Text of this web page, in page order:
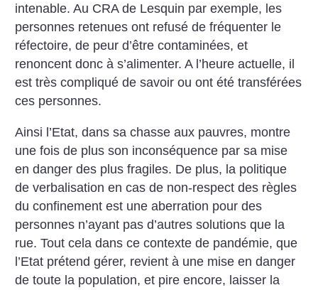
intenable. Au CRA de Lesquin par exemple, les
personnes retenues ont refusé de fréquenter le
réfectoire, de peur d’être contaminées, et
renoncent donc à s’alimenter. A l’heure actuelle, il
est très compliqué de savoir ou ont été transférées
ces personnes.
Ainsi l’Etat, dans sa chasse aux pauvres, montre
une fois de plus son inconséquence par sa mise
en danger des plus fragiles. De plus, la politique
de verbalisation en cas de non-respect des règles
du confinement est une aberration pour des
personnes n’ayant pas d’autres solutions que la
rue. Tout cela dans ce contexte de pandémie, que
l’Etat prétend gérer, revient à une mise en danger
de toute la population, et pire encore, laisser la